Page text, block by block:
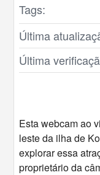
Tags:
Última
Última
Esta webcam ao
leste da ilha de
explorar essa
proprietário da